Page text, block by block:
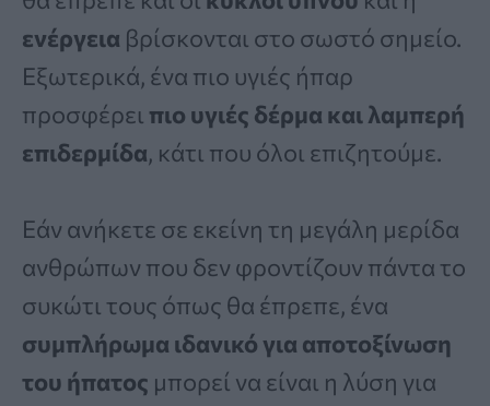
ενέργεια βρίσκονται στο σωστό σημείο.
Εξωτερικά, ένα πιο υγιές ήπαρ
προσφέρει πιο υγιές δέρμα και λαμπερή
επιδερμίδα, κάτι που όλοι επιζητούμε.
Εάν ανήκετε σε εκείνη τη μεγάλη μερίδα
ανθρώπων που δεν φροντίζουν πάντα το
συκώτι τους όπως θα έπρεπε, ένα
συμπλήρωμα ιδανικό για αποτοξίνωση
του ήπατος μπορεί να είναι η λύση για